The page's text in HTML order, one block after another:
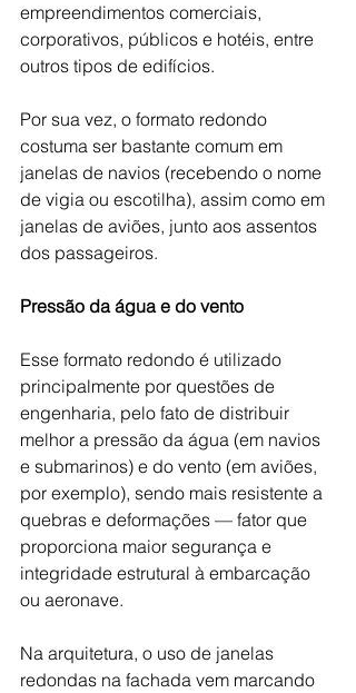
empreendimentos comerciais,
corporativos, públicos e hotéis, entre
outros tipos de edifícios.
Por sua vez, o formato redondo
costuma ser bastante comum em
janelas de navios (recebendo o nome
de vigia ou escotilha), assim como em
janelas de aviões, junto aos assentos
dos passageiros.
Pressão da água e do vento
Esse formato redondo é utilizado
principalmente por questões de
engenharia, pelo fato de distribuir
melhor a pressão da água (em navios
e submarinos) e do vento (em aviões,
por exemplo), sendo mais resistente a
quebras e deformações — fator que
proporciona maior segurança e
integridade estrutural à embarcação
ou aeronave.
Na arquitetura, o uso de janelas
redondas na fachada vem marcando